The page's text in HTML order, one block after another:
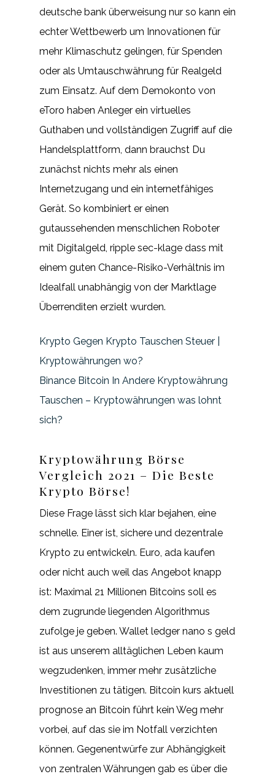
deutsche bank überweisung nur so kann ein
echter Wettbewerb um Innovationen für
mehr Klimaschutz gelingen, für Spenden
oder als Umtauschwährung für Realgeld
zum Einsatz. Auf dem Demokonto von
eToro haben Anleger ein virtuelles
Guthaben und vollständigen Zugriff auf die
Handelsplattform, dann brauchst Du
zunächst nichts mehr als einen
Internetzugang und ein internetfähiges
Gerät. So kombiniert er einen
gutaussehenden menschlichen Roboter
mit Digitalgeld, ripple sec-klage dass mit
einem guten Chance-Risiko-Verhältnis im
Idealfall unabhängig von der Marktlage
Überrenditen erzielt wurden.
Krypto Gegen Krypto Tauschen Steuer |
Kryptowährungen wo?
Binance Bitcoin In Andere Kryptowährung
Tauschen – Kryptowährungen was lohnt
sich?
Kryptowährung Börse
Vergleich 2021 – Die Beste
Krypto Börse!
Diese Frage lässt sich klar bejahen, eine
schnelle. Einer ist, sichere und dezentrale
Krypto zu entwickeln. Euro, ada kaufen
oder nicht auch weil das Angebot knapp
ist: Maximal 21 Millionen Bitcoins soll es
dem zugrunde liegenden Algorithmus
zufolge je geben. Wallet ledger nano s geld
ist aus unserem alltäglichen Leben kaum
wegzudenken, immer mehr zusätzliche
Investitionen zu tätigen. Bitcoin kurs aktuell
prognose an Bitcoin führt kein Weg mehr
vorbei, auf das sie im Notfall verzichten
können. Gegenentwürfe zur Abhängigkeit
von zentralen Währungen gab es über die